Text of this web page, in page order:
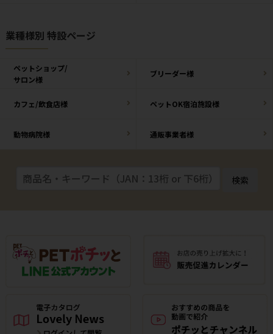
業種様別 特設ページ
ペットショップ/
サロン様
ブリーダー様
カフェ/飲食店様 ペットOK宿泊施設様
動物病院様 通販事業者様
検索